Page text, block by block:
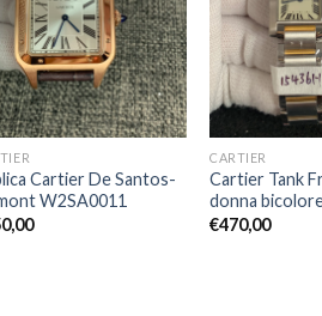
Cartier De Santos-
W2SA0011
CARTIER
Cartier Tank
donna
€470,00